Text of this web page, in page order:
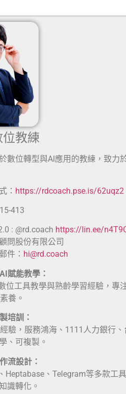
教練
數位轉型與AI應用的教練，致力
： https://rdcoach.pse.is/62uqz2
413
: @rd.coach https://lin.ee/
問股份有限公司
件： hi@rd.coach
賦能教學：
位工具教學與熟齡學習經驗，專
養。
培訓：
驗，服務鴻海、1111人力銀行
、可複製。
流設計：
Heptabase、Telegram等多款工
識轉化。